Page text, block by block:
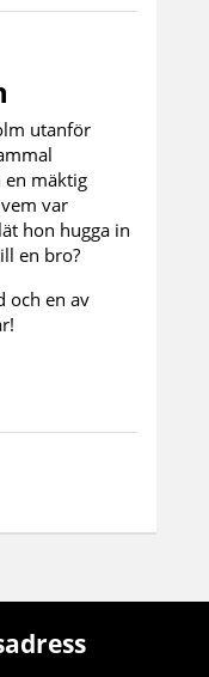
utanför
en mäktig
var
hon hugga in
en bro?
och en av